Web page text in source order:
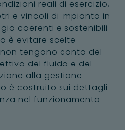
reali di esercizio,
e vincoli di impianto in
coerenti e sostenibili
è evitare scelte
tengono conto del
del fluido e del
alla gestione
è costruito sui dettagli
nel funzionamento